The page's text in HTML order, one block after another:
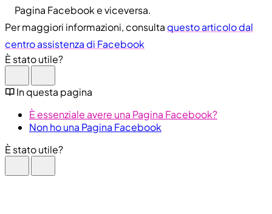
Pagina Facebook e viceversa.
Per maggiori informazioni, consulta questo articolo dal
centro assistenza di Facebook
È stato utile?
In questa pagina
È essenziale avere una Pagina Facebook?
Non ho una Pagina Facebook
È stato utile?